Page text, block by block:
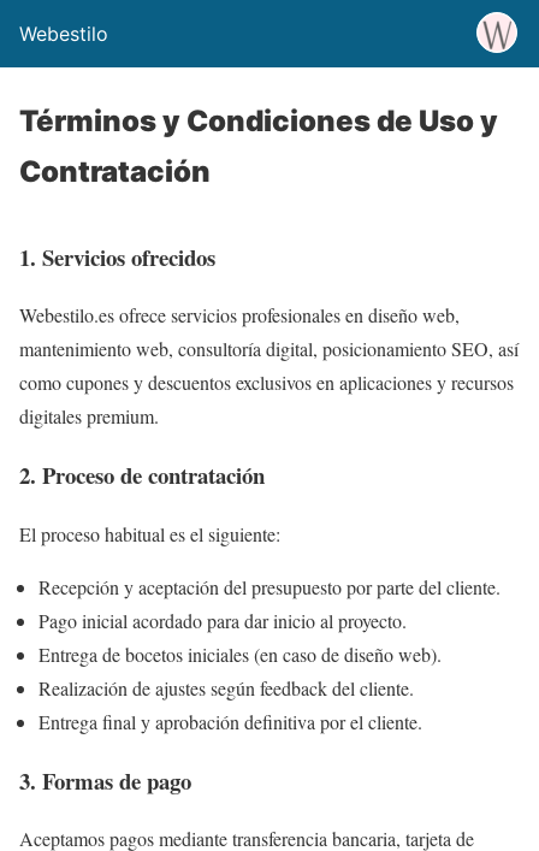
Webestilo
Términos y Condiciones de Uso y
Contratación
1. Servicios ofrecidos
Webestilo.es ofrece servicios profesionales en diseño web,
mantenimiento web, consultoría digital, posicionamiento SEO, así
como cupones y descuentos exclusivos en aplicaciones y recursos
digitales premium.
2. Proceso de contratación
El proceso habitual es el siguiente:
Recepción y aceptación del presupuesto por parte del cliente.
Pago inicial acordado para dar inicio al proyecto.
Entrega de bocetos iniciales (en caso de diseño web).
Realización de ajustes según feedback del cliente.
Entrega final y aprobación definitiva por el cliente.
3. Formas de pago
Aceptamos pagos mediante transferencia bancaria, tarjeta de